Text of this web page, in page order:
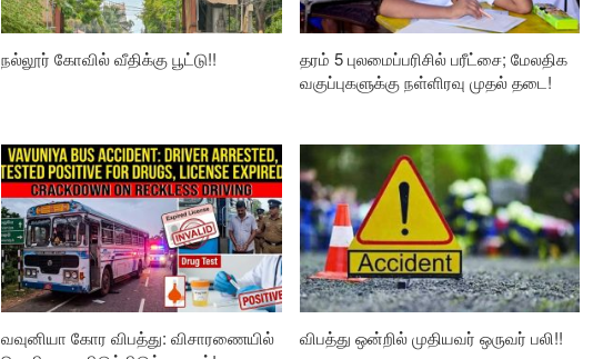
நல்லூர் கோவில் வீதிக்கு பூட்டு!!
தரம் 5 புலமைப்பரிசில் பரீட்சை; மேலதிக
வகுப்புகளுக்கு நள்ளிரவு முதல் தடை!
வவுனியா கோர விபத்து: விசாரணையில்
விபத்து ஒன்றில் முதியவர் ஒருவர் பலி!!